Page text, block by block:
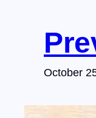
October